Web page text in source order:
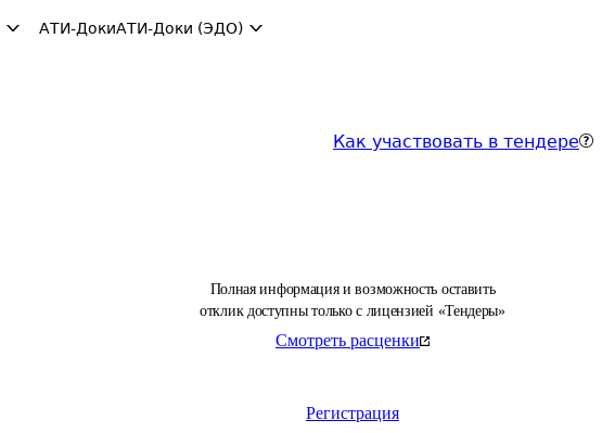
АТИ-ДокиАТИ-Доки (ЭДО)
Как участвовать в тендере
Полная информация и возможность оставить
отклик доступны только с лицензией «Тендеры»
Смотреть расценки
Регистрация